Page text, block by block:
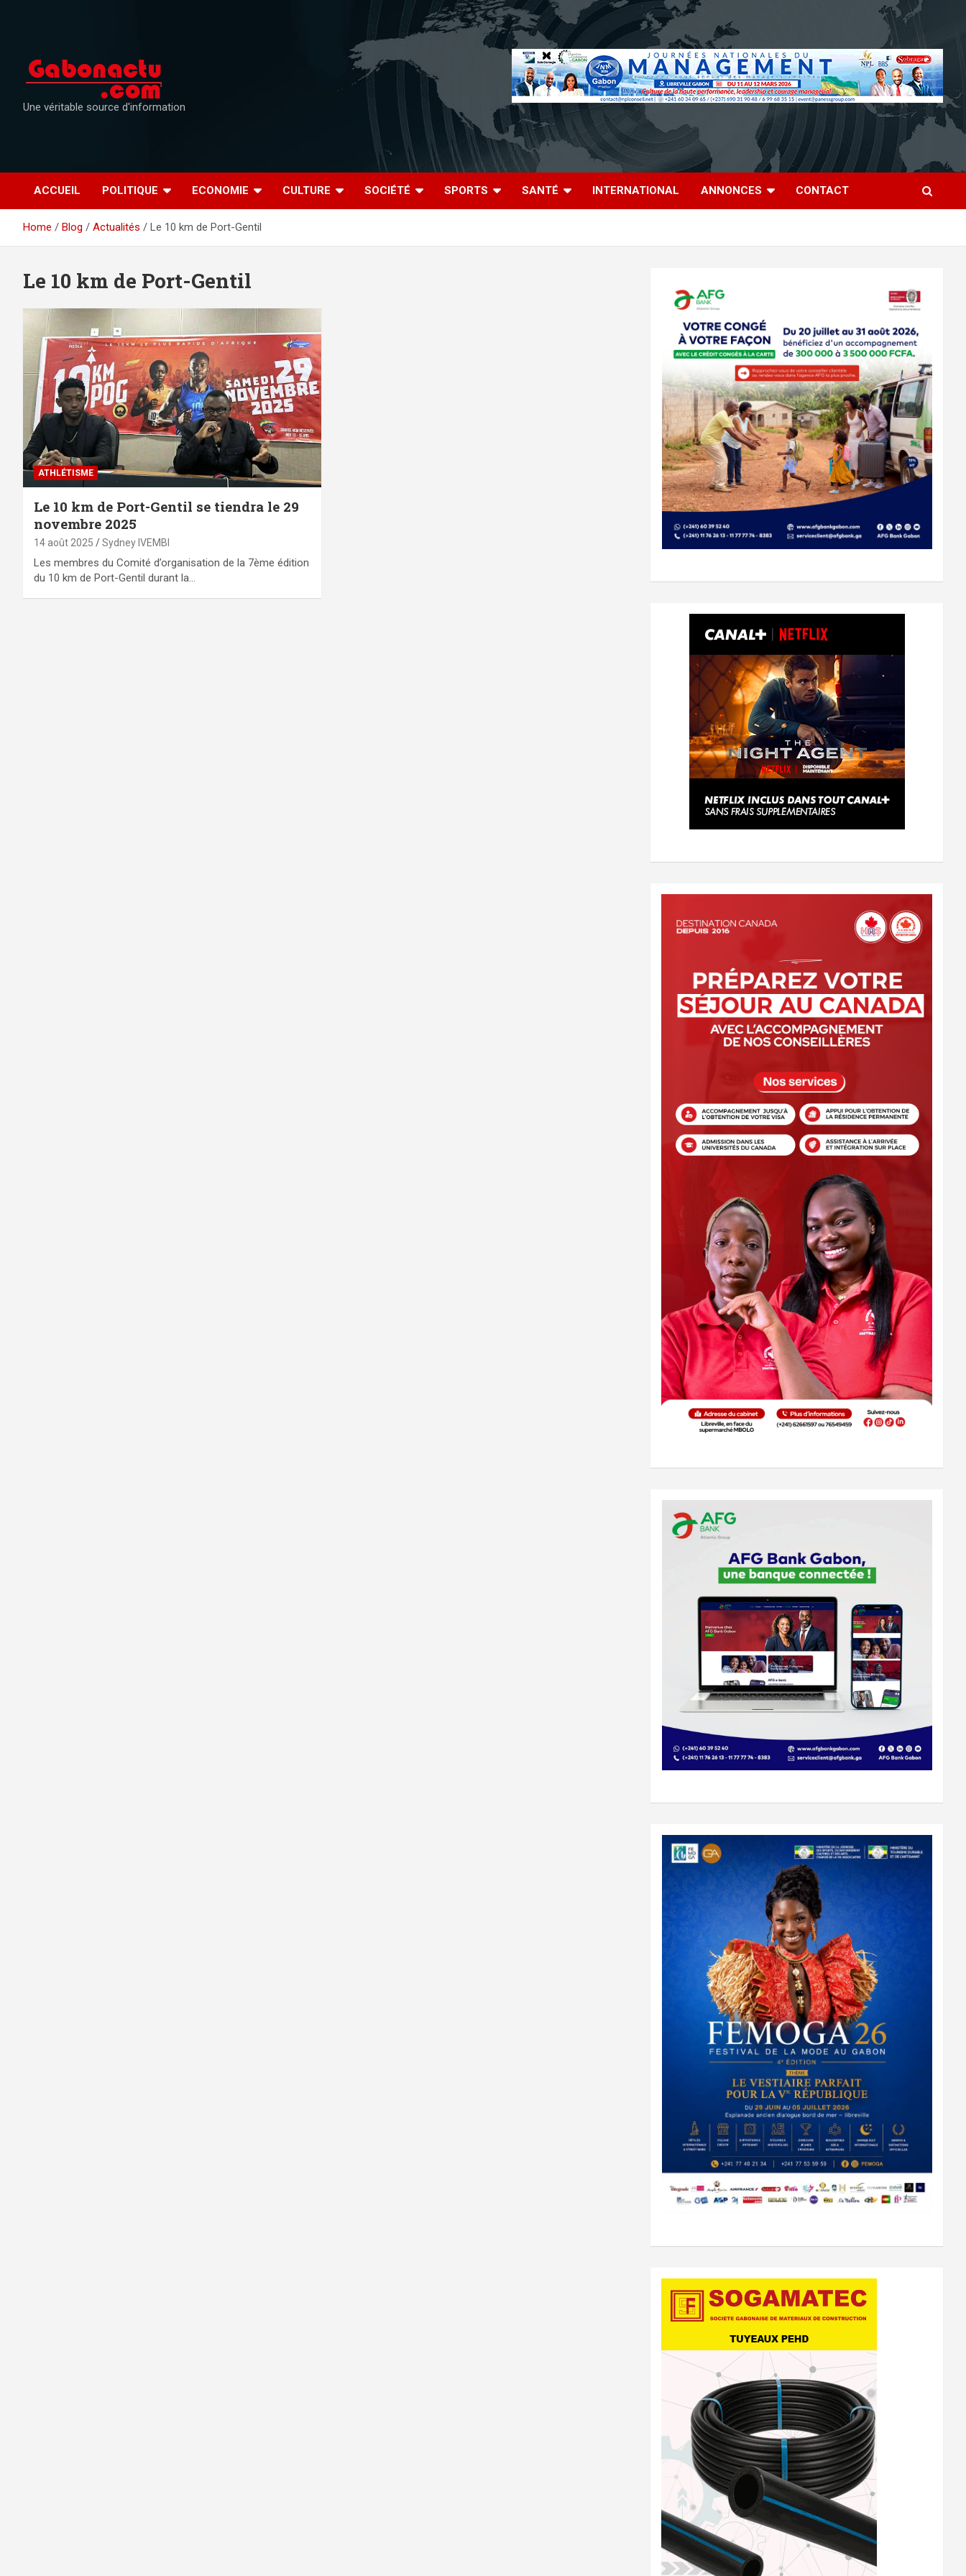
Une véritable source d'information
ACCUEIL POLITIQUE ECONOMIE CULTURE SOCIÉTÉ SPORTS SANTÉ INTERNATIONAL ANNONCES CONTACT
Home Blog Actualités Le 10 km de Port-Gentil
Le 10 km de Port-Gentil
ATHLÉTISME
Le 10 km de Port-Gentil se tiendra le 29
novembre 2025
14 août 2025 Sydney IVEMBI
Les membres du Comité d’organisation de la 7ème édition
du 10 km de Port-Gentil durant la…